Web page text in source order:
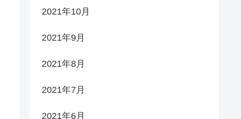
2021年10月
2021年9月
2021年8月
2021年7月
2021年6月